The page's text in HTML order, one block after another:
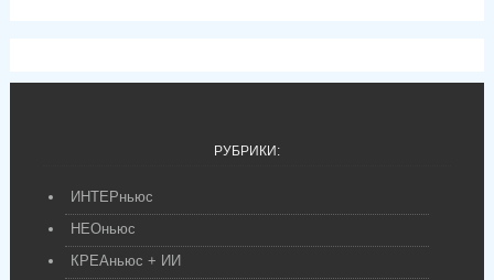
РУБРИКИ:
ИНТЕРньюс
НЕОньюс
КРЕАньюс + ИИ